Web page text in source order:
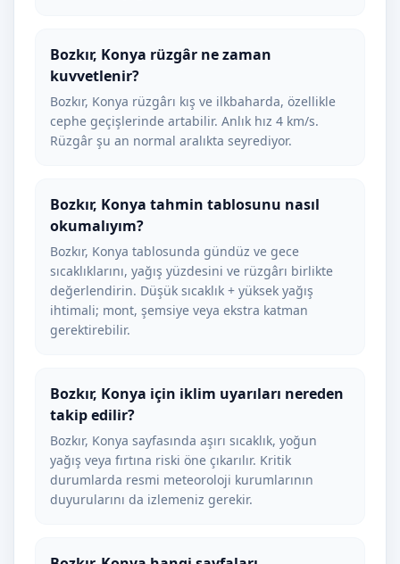
Bozkır, Konya rüzgâr ne zaman
kuvvetlenir?
Bozkır, Konya rüzgârı kış ve ilkbaharda, özellikle
cephe geçişlerinde artabilir. Anlık hız 4 km/s.
Rüzgâr şu an normal aralıkta seyrediyor.
Bozkır, Konya tahmin tablosunu nasıl
okumalıyım?
Bozkır, Konya tablosunda gündüz ve gece
sıcaklıklarını, yağış yüzdesini ve rüzgârı birlikte
değerlendirin. Düşük sıcaklık + yüksek yağış
ihtimali; mont, şemsiye veya ekstra katman
gerektirebilir.
Bozkır, Konya için iklim uyarıları nereden
takip edilir?
Bozkır, Konya sayfasında aşırı sıcaklık, yoğun
yağış veya fırtına riski öne çıkarılır. Kritik
durumlarda resmi meteoroloji kurumlarının
duyurularını da izlemeniz gerekir.